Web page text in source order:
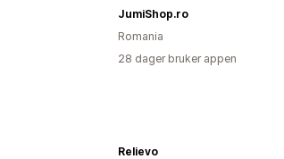
JumiShop.ro
Romania
28 dager bruker appen
Relievo